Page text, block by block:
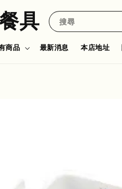
具 搜尋
商品 最新消息 本店地址